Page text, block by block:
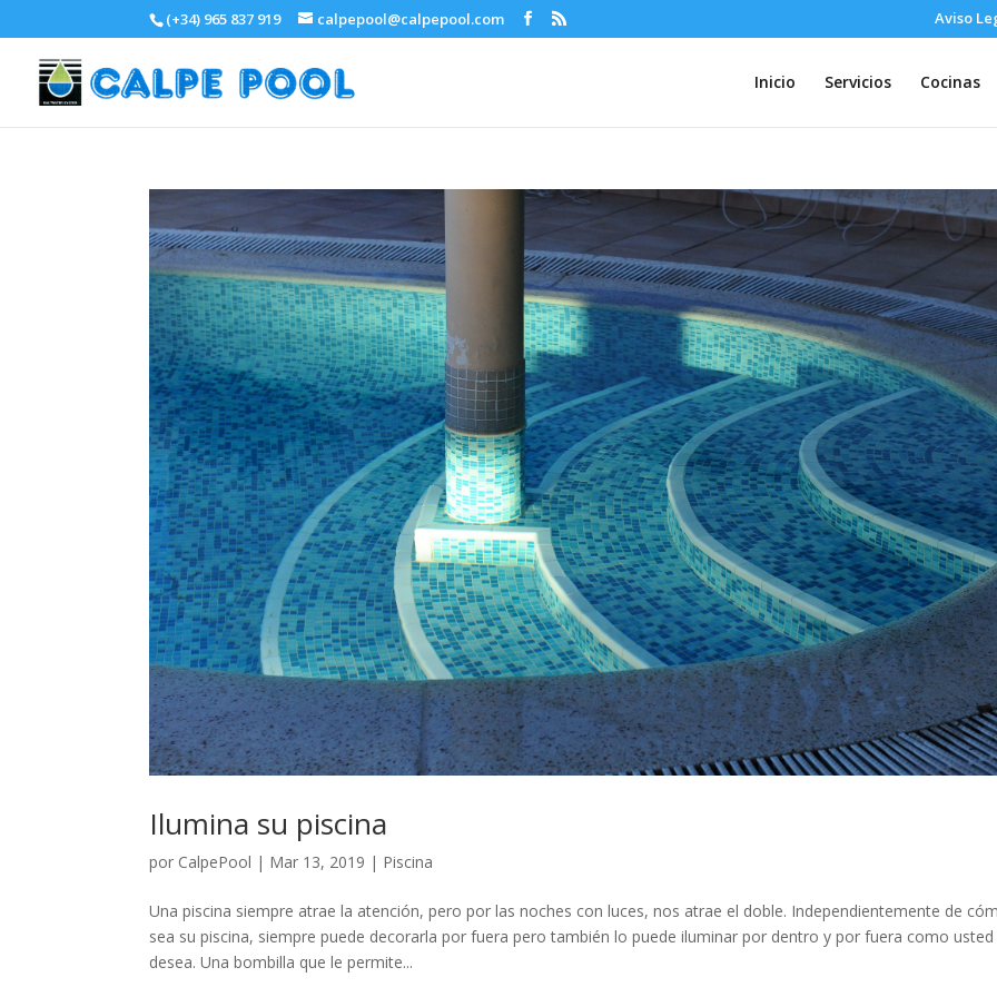
(+34) 965 837 919 calpepool@calpepool.com Aviso
Inicio Servicios Cocinas
Ilumina su piscina
por CalpePool | Mar 13, 2019 | Piscina
Una piscina siempre atrae la atención, pero por las noches con luces, nos atrae el doble. Independientemente de
sea su piscina, siempre puede decorarla por fuera pero también lo puede iluminar por dentro y por fuera como usted
desea. Una bombilla que le permite...